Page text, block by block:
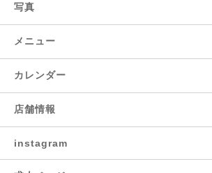
写真
メニュー
カレンダー
店舗情報
instagram